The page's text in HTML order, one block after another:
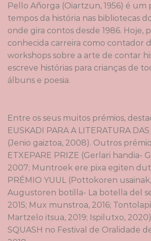
Pello Añorga (Oiartzun, 1956) é um
tempos da história nas bibliotecas
onde gira contos desde 1986. Hoje,
conhecida carreira como contador
workshops sobre a arte de contar
escreve histórias para crianças de
álbuns e poesia.
Entre os seus muitos prémios,
EUSKADI PARA A LITERATURA DAS
(Jenio gaiztoa, 2008). Outros
ETXEPARE PRIZE (Gerlari handia-
2007; Muntroek ere pixa egiten
PRÉMIO YUUL (Pottokoren
Augustoren botilla- La botella del
2015; Mux munstroa, 2016;
Martzelo itsua, 2019; Ispilutxo,
SQUASH no Festival de Oralidade